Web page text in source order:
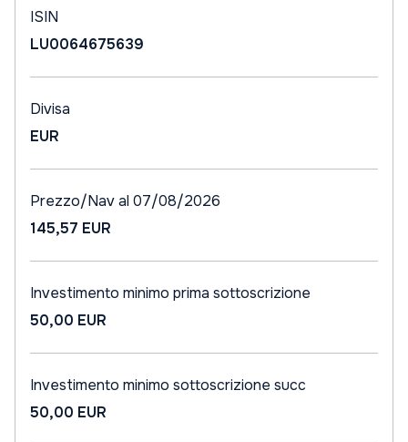
ISIN
LU0064675639
Divisa
EUR
Prezzo/Nav al 07/08/2026
145,57 EUR
Investimento minimo prima sottoscrizione
50,00 EUR
Investimento minimo sottoscrizione succ
50,00 EUR